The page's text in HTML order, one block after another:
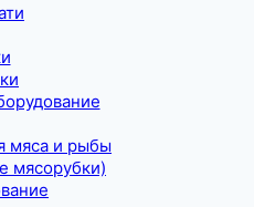
мяса и рыбы
мясорубки)